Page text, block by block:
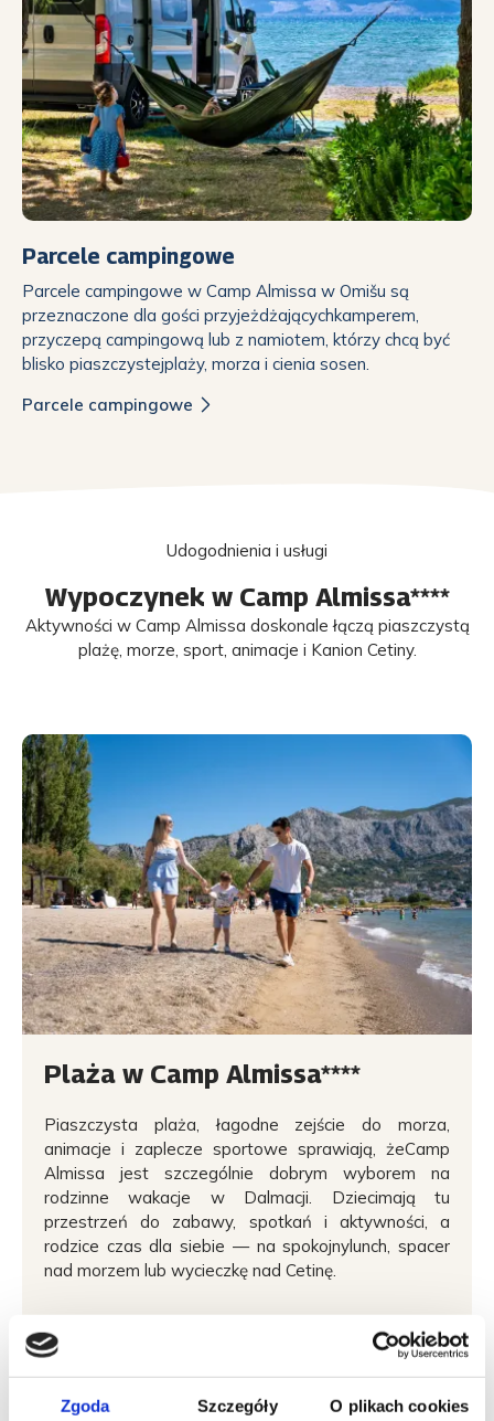
Zgoda Szczegóły O plikach cookies
Parcele campingowe
Parcele campingowe w Camp Almissa w Omišu są
przeznaczone dla gości przyjeżdżającychkamperem,
przyczepą campingową lub z namiotem, którzy chcą być
blisko piaszczystejplaży, morza i cienia sosen.
Parcele campingowe
Udogodnienia i usługi
Wypoczynek w Camp Almissa****
Aktywności w Camp Almissa doskonale łączą piaszczystą
plażę, morze, sport, animacje i Kanion Cetiny.
Plaża w Camp Almissa****
Piaszczysta plaża, łagodne zejście do morza,
animacje i zaplecze sportowe sprawiają, żeCamp
Almissa jest szczególnie dobrym wyborem na
rodzinne wakacje w Dalmacji. Dziecimają tu
przestrzeń do zabawy, spotkań i aktywności, a
rodzice czas dla siebie — na spokojnylunch, spacer
nad morzem lub wycieczkę nad Cetinę.